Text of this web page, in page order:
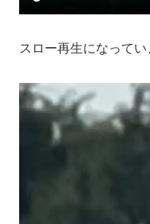
スロー再生になってい